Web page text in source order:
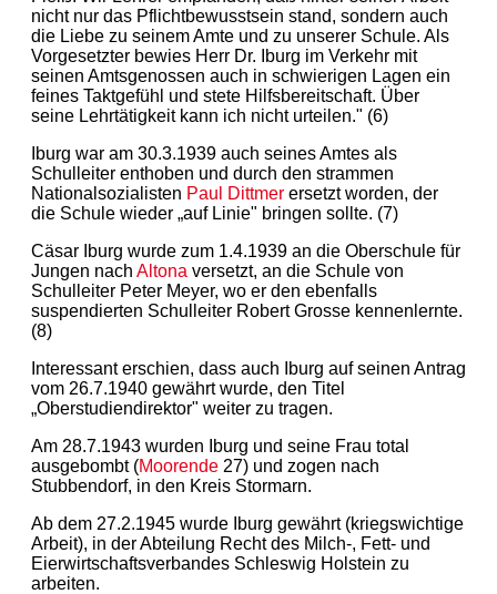
nicht nur das Pflichtbewusstsein stand, sondern auch
die Liebe zu seinem Amte und zu unserer Schule. Als
Vorgesetzter bewies Herr Dr. Iburg im Verkehr mit
seinen Amtsgenossen auch in schwierigen Lagen ein
feines Taktgefühl und stete Hilfsbereitschaft. Über
seine Lehrtätigkeit kann ich nicht urteilen." (6)
Iburg war am 30.3.1939 auch seines Amtes als
Schulleiter enthoben und durch den strammen
Nationalsozialisten Paul Dittmer ersetzt worden, der
die Schule wieder „auf Linie" bringen sollte. (7)
Cäsar Iburg wurde zum 1.4.1939 an die Oberschule für
Jungen nach Altona versetzt, an die Schule von
Schulleiter Peter Meyer, wo er den ebenfalls
suspendierten Schulleiter Robert Grosse kennenlernte.
(8)
Interessant erschien, dass auch Iburg auf seinen Antrag
vom 26.7.1940 gewährt wurde, den Titel
„Oberstudiendirektor" weiter zu tragen.
Am 28.7.1943 wurden Iburg und seine Frau total
ausgebombt (Moorende 27) und zogen nach
Stubbendorf, in den Kreis Stormarn.
Ab dem 27.2.1945 wurde Iburg gewährt (kriegswichtige
Arbeit), in der Abteilung Recht des Milch-, Fett- und
Eierwirtschaftsverbandes Schleswig Holstein zu
arbeiten.